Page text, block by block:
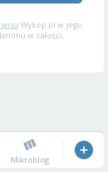
Wykop.pl w jego
w całości,
Mikroblog